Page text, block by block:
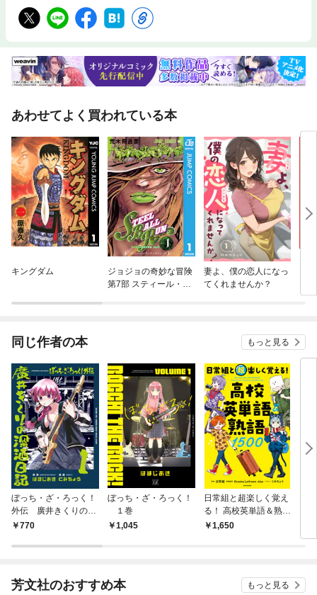
あわせてよく買われている本
キングダム
ジョジョの奇妙な冒険
第7部 スティール・ボ
妻よ、僕の恋人になっ
てくれませんか？
同じ作者の本 もっと見る
ぼっち・ざ・ろっく！
外伝 廣井きくりの深
酒日記 １巻
770
ぼっち・ざ・ろっく！
１巻
1,045
日常組と超楽しく覚え
る！ 高校英単語＆熟語
１５００
1,650
芳文社のおすすめ本 もっと見る